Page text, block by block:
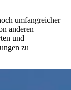
umfangreicher
anderen
und
zu